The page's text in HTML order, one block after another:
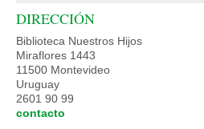
DIRECCIÓN
Biblioteca Nuestros Hijos
Miraflores 1443
11500 Montevideo
Uruguay
2601 90 99
contacto